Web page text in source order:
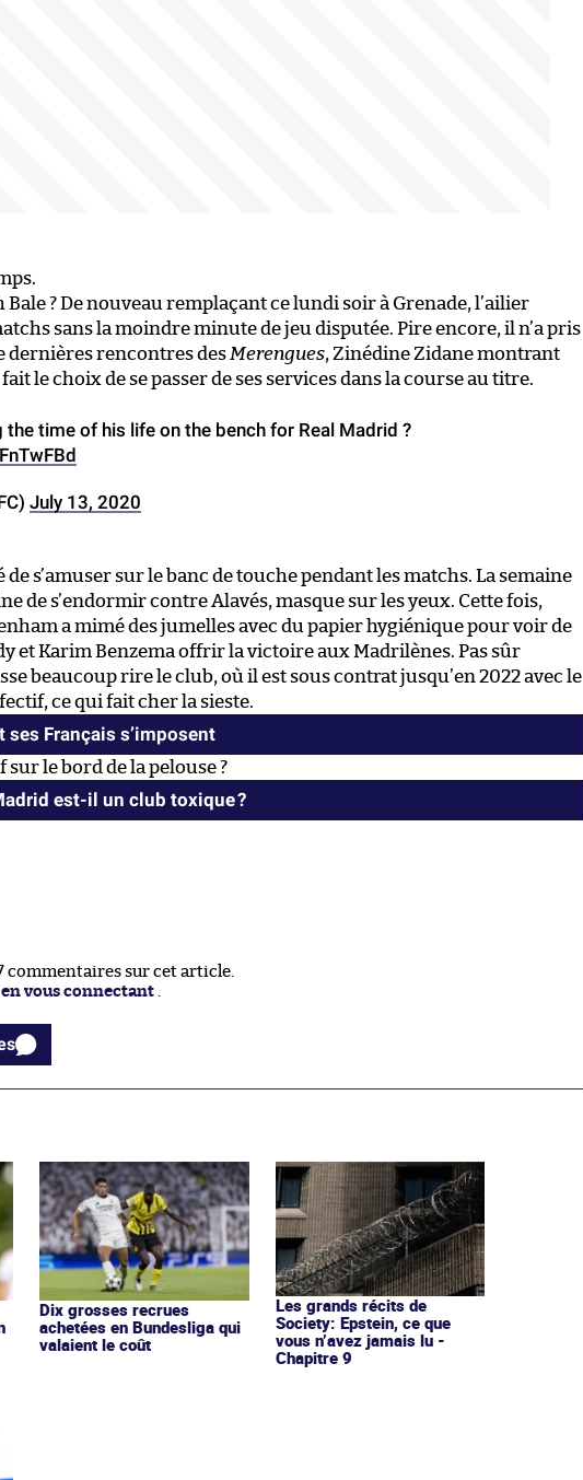
Bale ? De nouveau remplaçant ce lundi soir à Grenade, l’ailier
sans la moindre minute de jeu disputée. Pire encore, il n’a pris
dernières rencontres des Merengues, Zinédine Zidane montrant
le choix de se passer de ses services dans la course au titre.
the time of his life on the bench for Real Madrid ?
July 13, 2020
de s’amuser sur le banc de touche pendant les matchs. La semaine
de s’endormir contre Alavés, masque sur les yeux. Cette fois,
a mimé des jumelles avec du papier hygiénique pour voir de
et Karim Benzema offrir la victoire aux Madrilènes. Pas sûr
beaucoup rire le club, où il est sous contrat jusqu’en 2022 avec le
ce qui fait cher la sieste.
ses Français s’imposent
le bord de la pelouse ?
est-il un club toxique ?
commentaires sur cet article.
en vous connectant .
Dix grosses recrues
achetées en Bundesliga qui
valaient le coût
Les grands récits de
Society: Epstein, ce que
vous n’avez jamais lu -
Chapitre 9